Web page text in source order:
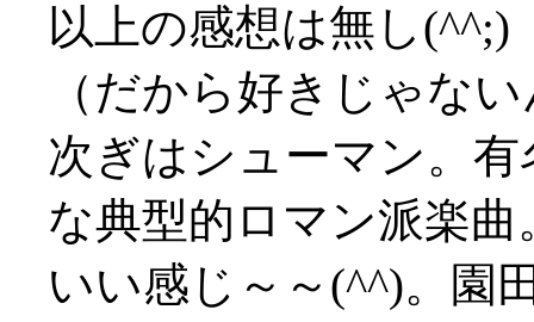
以上の感想は無し(^^;)
（だから好きじゃな
次ぎはシューマン。
な典型的ロマン派楽曲
いい感じ～～(^^)。園